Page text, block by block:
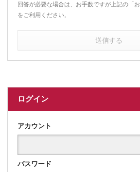
回答が必要な場合は、お手数ですが上記の「
をご利用ください。
送信する
ログイン
アカウント
パスワード